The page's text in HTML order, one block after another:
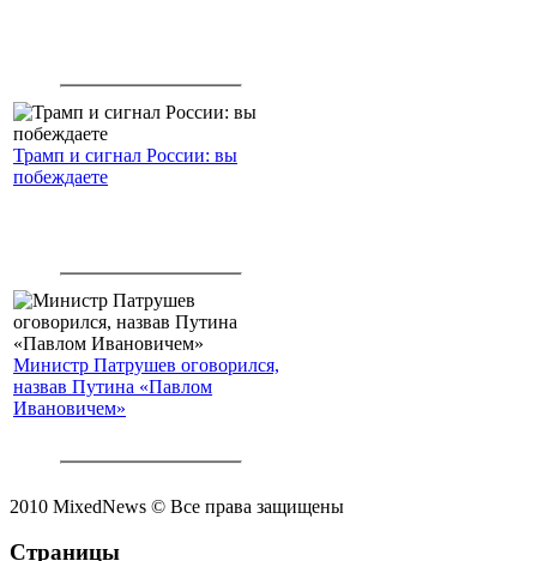
Трамп и сигнал России: вы
побеждаете
Министр Патрушев оговорился,
назвав Путина «Павлом
Ивановичем»
2010 MixedNews © Все права защищены
Страницы